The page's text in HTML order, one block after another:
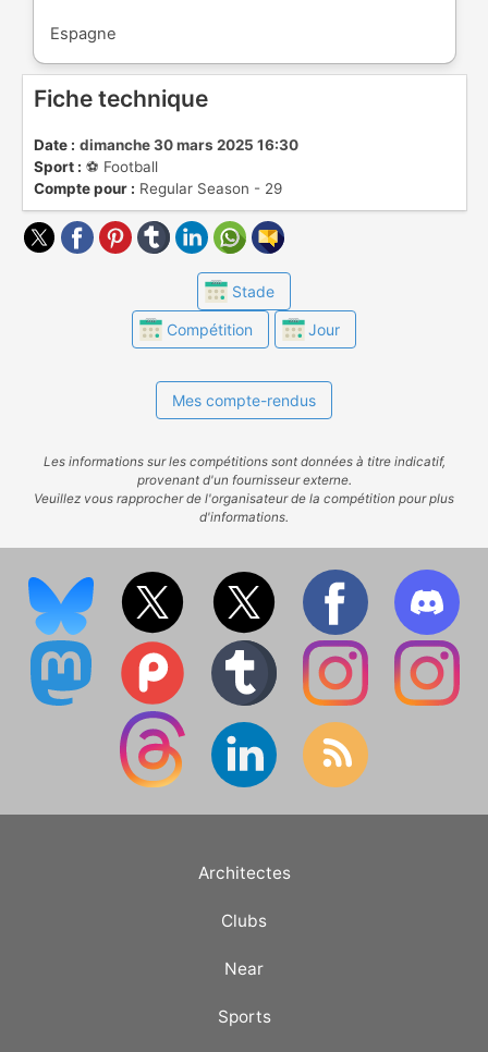
terminer à la fin du printemps. A la fin de la
saison, les trois dernières équipes
descendent en LaLiga 2, alors que trois
autres font le chemin inverse.
Espagne
Fiche technique
Date : dimanche 30 mars 2025 16:30
Sport : ⚽️ Football
Compte pour : Regular Season - 29
Stade
Compétition Jour
Mes compte-rendus
Les informations sur les compétitions sont données à titre indicatif,
provenant d'un fournisseur externe.
Veuillez vous rapprocher de l'organisateur de la compétition pour plus
d'informations.
Architectes
Clubs
Near
Sports